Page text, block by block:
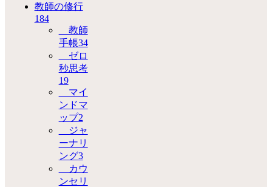
教師の修行
184
教師
手帳34
ゼロ
秒思考
19
マイ
ンドマ
ップ2
ジャ
ーナリ
ング3
カウ
ンセリ